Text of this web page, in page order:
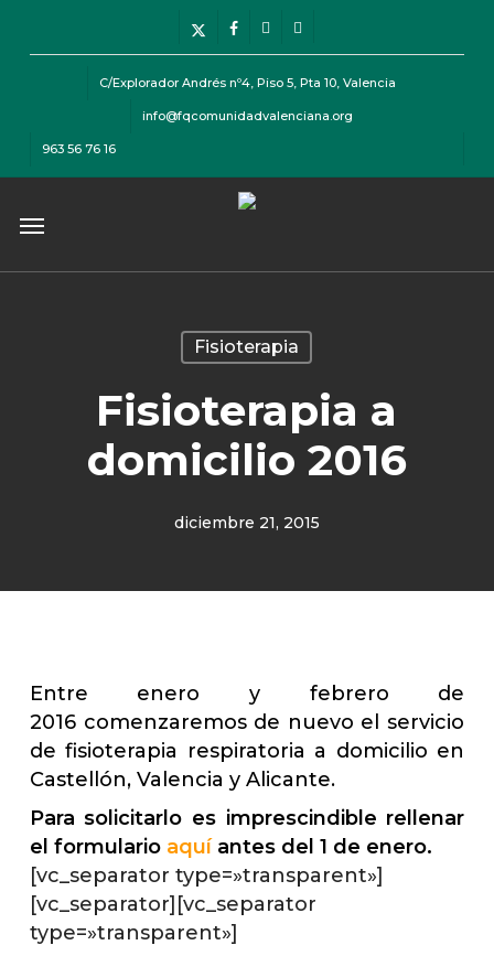
x-
twitter
facebookinstagramtelegram
C/Explorador Andrés nº4, Piso 5, Pta 10, Valencia
info@fqcomunidadvalenciana.org
963 56 76 16
Menu
Fisioterapia
Fisioterapia a
domicilio 2016
diciembre 21, 2015
Entre enero y febrero de
2016 comenzaremos de nuevo el servicio
de fisioterapia respiratoria a domicilio en
Castellón, Valencia y Alicante.
Para solicitarlo es imprescindible rellenar
el formulario aquí antes del 1 de enero.
[vc_separator type=»transparent»]
[vc_separator][vc_separator
type=»transparent»]